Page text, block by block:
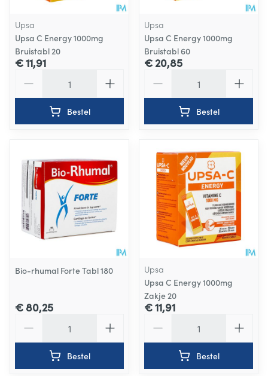
Upsa
Upsa C Energy 1000mg
Bruistabl 20
€ 11,91
Bestel
Upsa
Upsa C Energy 1000mg
Bruistabl 60
€ 20,85
Bestel
Bio-rhumal Forte Tabl 180
€ 80,25
Bestel
Upsa
Upsa C Energy 1000mg
Zakje 20
€ 11,91
Bestel